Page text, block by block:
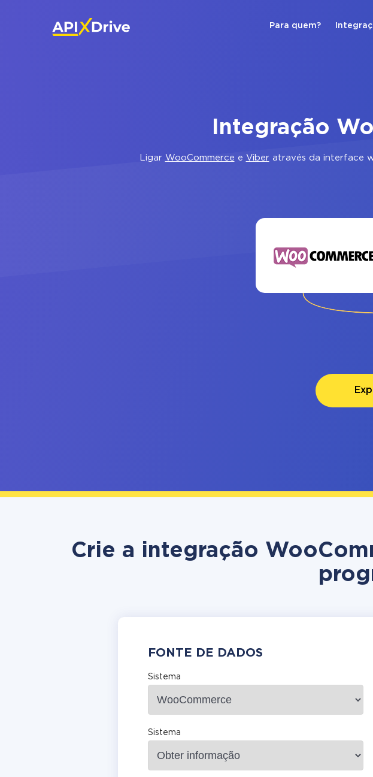
Para quem?
Integração
Ligar WooCommerce e Viberatravés da interface
Crie a integração
FONTE DE DADOS
Sistema
Sistema